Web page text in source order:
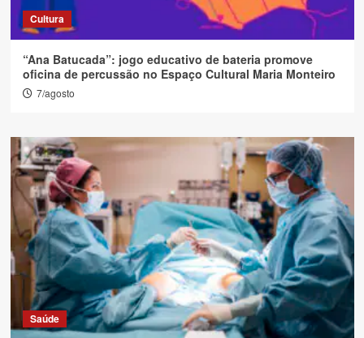
Cultura
“Ana Batucada”: jogo educativo de bateria promove
oficina de percussão no Espaço Cultural Maria Monteiro
7/agosto
Saúde